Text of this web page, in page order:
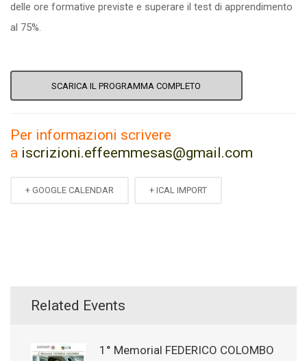
delle ore formative previste e superare il test di apprendimento
al 75%.
SCARICA IL PROGRAMMA COMPLETO
Per informazioni scrivere
a iscrizioni.effeemmesas@gmail.com
+ GOOGLE CALENDAR + ICAL IMPORT
Related Events
1° Memorial FEDERICO COLOMBO